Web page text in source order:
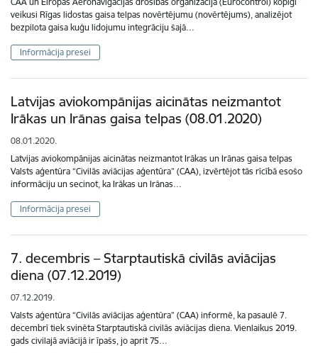
veikusi Rīgas lidostas gaisa telpas novērtējumu (novērtējums), analizējot
bezpilota gaisa kuģu lidojumu integrāciju šajā…
Informācija presei
Latvijas aviokompānijas aicinātas neizmantot
Irākas un Irānas gaisa telpas (08.01.2020)
08.01.2020.
Latvijas aviokompānijas aicinātas neizmantot Irākas un Irānas gaisa telpas
Valsts aģentūra “Civilās aviācijas aģentūra” (CAA), izvērtējot tās rīcībā esošo
informāciju un secinot, ka Irākas un Irānas…
Informācija presei
7. decembris – Starptautiskā civilās aviācijas
diena (07.12.2019)
07.12.2019.
Valsts aģentūra “Civilās aviācijas aģentūra” (CAA) informē, ka pasaulē 7.
decembrī tiek svinēta Starptautiskā civilās aviācijas diena. Vienlaikus 2019.
gads civilajā aviācijā ir īpašs, jo aprit 75…